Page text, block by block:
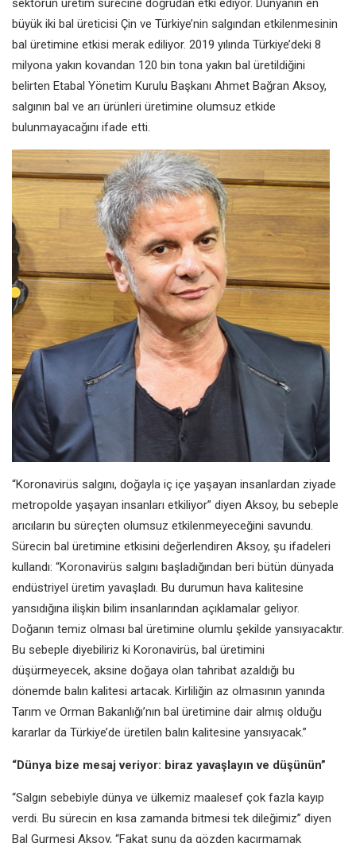
sektörün üretim sürecine doğrudan etki ediyor. Dünyanın en
büyük iki bal üreticisi Çin ve Türkiye’nin salgından etkilenmesinin
bal üretimine etkisi merak ediliyor. 2019 yılında Türkiye’deki 8
milyona yakın kovandan 120 bin tona yakın bal üretildiğini
belirten Etabal Yönetim Kurulu Başkanı Ahmet Bağran Aksoy,
salgının bal ve arı ürünleri üretimine olumsuz etkide
bulunmayacağını ifade etti.
“Koronavirüs salgını, doğayla iç içe yaşayan insanlardan ziyade
metropolde yaşayan insanları etkiliyor” diyen Aksoy, bu sebeple
arıcıların bu süreçten olumsuz etkilenmeyeceğini savundu.
Sürecin bal üretimine etkisini değerlendiren Aksoy, şu ifadeleri
kullandı: “Koronavirüs salgını başladığından beri bütün dünyada
endüstriyel üretim yavaşladı. Bu durumun hava kalitesine
yansıdığına ilişkin bilim insanlarından açıklamalar geliyor.
Doğanın temiz olması bal üretimine olumlu şekilde yansıyacaktır.
Bu sebeple diyebiliriz ki Koronavirüs, bal üretimini
düşürmeyecek, aksine doğaya olan tahribat azaldığı bu
dönemde balın kalitesi artacak. Kirliliğin az olmasının yanında
Tarım ve Orman Bakanlığı’nın bal üretimine dair almış olduğu
kararlar da Türkiye’de üretilen balın kalitesine yansıyacak.”
“Dünya bize mesaj veriyor: biraz yavaşlayın ve düşünün”
“Salgın sebebiyle dünya ve ülkemiz maalesef çok fazla kayıp
verdi. Bu sürecin en kısa zamanda bitmesi tek dileğimiz” diyen
Bal Gurmesi Aksoy, “Fakat şunu da gözden kaçırmamak